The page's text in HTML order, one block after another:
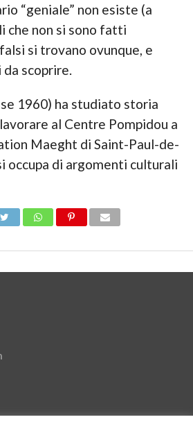
“geniale” non esiste (a
che non si sono fatti
si trovano ovunque, e
scoprire.
1960) ha studiato storia
al Centre Pompidou a
Maeght di Saint-Paul-de-
occupa di argomenti culturali